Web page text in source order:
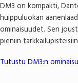
DM3 on kompakti,
huippuluokan
ominaisuudet. Sen
pieniin
Tutustu DM3:n